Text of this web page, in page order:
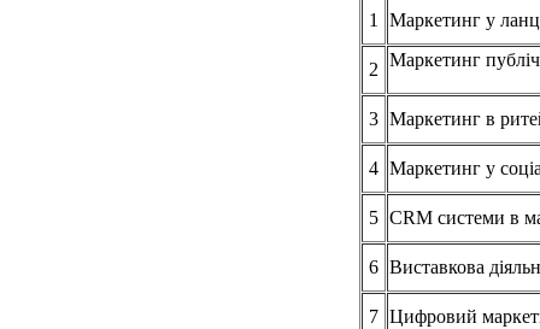
1
Маркетинг у
2 Маркетинг
3 Маркетинг в
4 Маркетинг у
5 CRM системи в
6 Виставкова
7 Цифровий